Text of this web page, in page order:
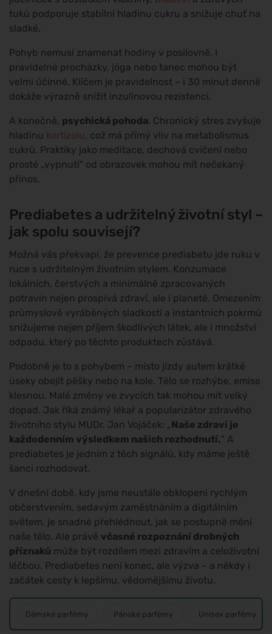
tuků podporuje stabilní hladinu cukru a snižuje chuť na
sladké.
Pohyb nemusí znamenat hodiny v posilovně. I
pravidelné procházky, jóga nebo tanec mohou být
velmi účinné. Klíčem je pravidelnost – i 30 minut denně
dokáže výrazně snížit inzulinovou rezistenci.
A konečně, psychická pohoda. Chronický stres zvyšuje
hladinu kortizolu, což má přímý vliv na metabolismus
cukrů. Praktiky jako meditace, dechová cvičení nebo
prosté „vypnutí" od obrazovek mohou mít nečekaný
přínos.
Prediabetes a udržitelný životní styl –
jak spolu souvisejí?
Možná vás překvapí, že prevence prediabetu jde ruku v
ruce s udržitelným životním stylem. Konzumace
lokálních, čerstvých a minimálně zpracovaných
potravin nejen prospívá zdraví, ale i planetě. Omezením
průmyslově vyráběných sladkostí a instantních pokrmů
snižujeme nejen příjem škodlivých látek, ale i množství
odpadu, který po těchto produktech zůstává.
Podobně je to s pohybem – místo jízdy autem krátké
úseky obejít pěšky nebo na kole. Tělo se rozhýbe, emise
klesnou. Malé změny ve zvycích tak mohou mít velký
dopad. Jak říká známý lékař a popularizátor zdravého
životního stylu MUDr. Jan Vojáček: „Naše zdraví je
každodenním výsledkem našich rozhodnutí." A
prediabetes je jedním z těch signálů, kdy máme ještě
šanci rozhodovat.
V dnešní době, kdy jsme neustále obklopeni rychlým
občerstvením, sedavým zaměstnáním a digitálním
světem, je snadné přehlédnout, jak se postupně mění
naše tělo. Ale právě včasné rozpoznání drobných
příznaků může být rozdílem mezi zdravím a celoživotní
léčbou. Prediabetes není konec, ale výzva – a někdy i
začátek cesty k lepšímu, vědomějšímu životu.
Dámské parfémy Pánské parfémy Unisex parfémy